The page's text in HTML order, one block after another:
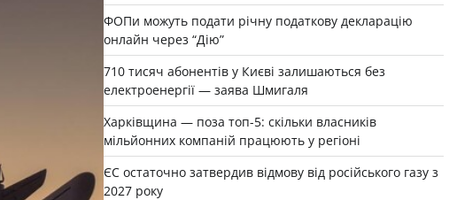
ФОПи можуть подати річну податкову декларацію
онлайн через “Дію”
710 тисяч абонентів у Києві залишаються без
електроенергії — заява Шмигаля
Харківщина — поза топ-5: скільки власників
мільйонних компаній працюють у регіоні
ЄС остаточно затвердив відмову від російського газу з
2027 року